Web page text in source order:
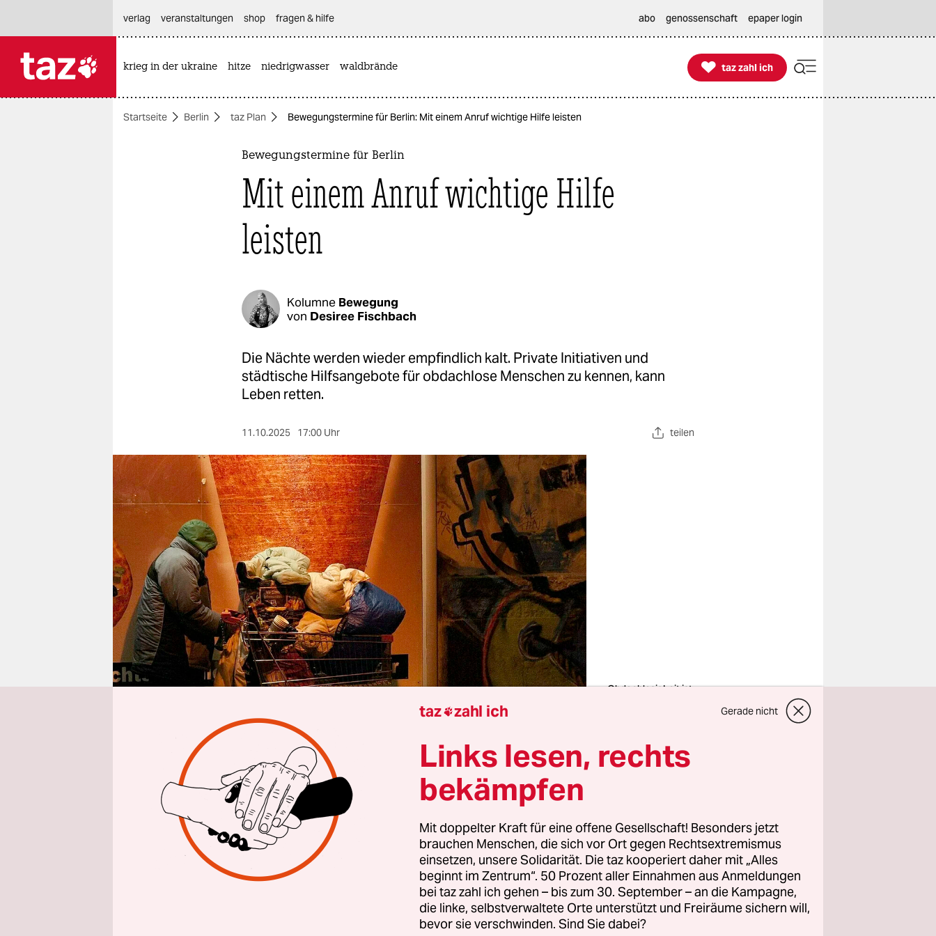
themen
veranstaltungen
shop
fragen & hilfe
unterstützen
abo
genossenschaft
epaper login
verlag
veranstaltungen shop fragen & hilfe abo genossenschaft epaper login
krieg in der ukraine hitze niedrigwasser waldbrände 
taz zahl ich
taz zahl ich
Startseite Berlin taz Plan Bewegungstermine für Berlin: Mit einem Anruf wichtige Hilfe leisten
Bewegungstermine für Berlin
Mit einem Anruf wichtige Hilfe
leisten
Kolumne Bewegung
von Desiree Fischbach
Die Nächte werden wieder empfindlich kalt. Private Initiativen und
städtische Hilfsangebote für obdachlose Menschen zu kennen, kann
Leben retten.
11.10.2025 17:00 Uhr teilen
Obdachlosigkeit ist
Kohlmann, CC BY-SA
3.0
D as Jahr ist in seinem letzten Quartal, und noch bevor die Uhren
Ende des Monats auf Winterzeit umgestellt werden, sind vor
allem die Nächte bereits empfindlich kalt und werden
obendrein immer länger. Während für die einen der Oktober ein
Monat der Gemütlichkeit ist, stellt er für andere eine Gefahr für Leib
und Leben dar. Wie jedes Jahr hat am 1.10. die Kältesaison offiziell
begonnen. Diese geht in der Regel bis Ende März.
taz zahl ich Gerade nicht
Links lesen, rechts
bekämpfen
Mit doppelter Kraft für eine offene Gesellschaft! Besonders jetzt
brauchen Menschen, die sich vor Ort gegen Rechtsextremismus
einsetzen, unsere Solidarität. Die taz kooperiert daher mit „Alles
beginnt im Zentrum“. 50 Prozent aller Einnahmen aus Anmeldungen
bei taz zahl ich gehen – bis zum 30. September – an die Kampagne,
die linke, selbstverwaltete Orte unterstützt und Freiräume sichern will,
bevor sie verschwinden. Sind Sie dabei?